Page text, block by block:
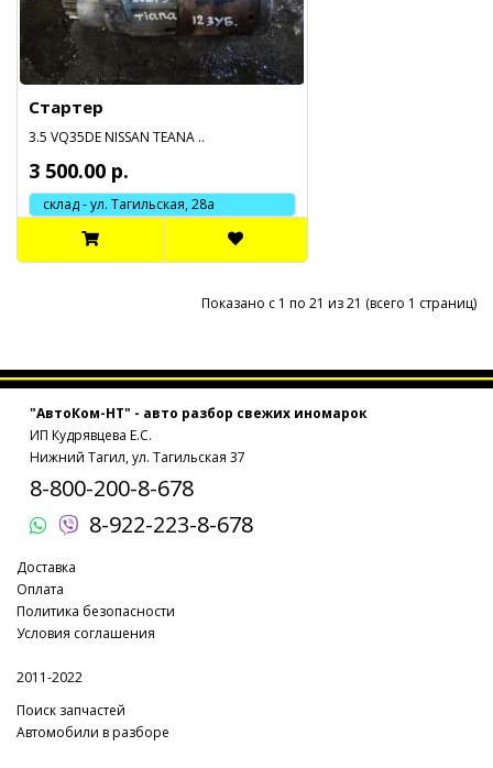
Стартер
3.5 VQ35DE NISSAN TEANA ..
3 500.00 р.
склад - ул. Тагильская, 28а
Показано с 1 по 21 из 21 (всего 1 страниц)
"АвтоКом-НТ" - авто разбор свежих иномарок
ИП Кудрявцева Е.С.
Нижний Тагил, ул. Тагильская 37
8-800-200-8-678
8-922-223-8-678
Доставка
Оплата
Политика безопасности
Условия соглашения
2011-2022
Поиск запчастей
Автомобили в разборе